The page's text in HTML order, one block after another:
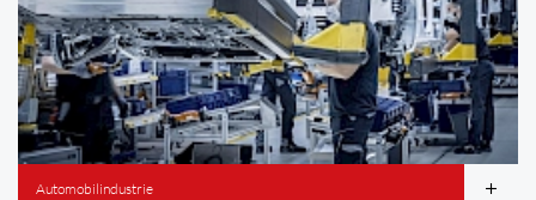
Automobilindustrie